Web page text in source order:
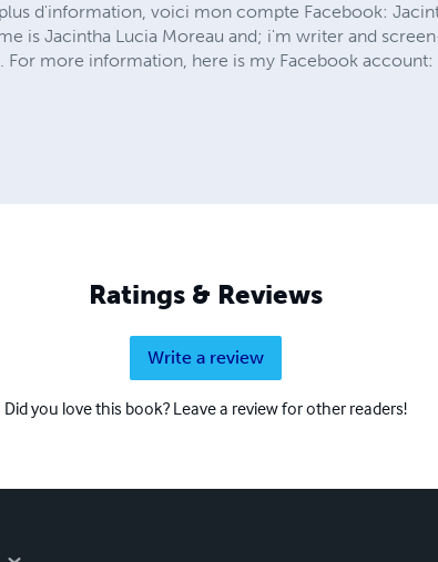
d'information, voici mon compte Facebook:
is Jacintha Lucia Moreau and; i'm writer and
For more information, here is my Facebook account:
Ratings & Reviews
Write a review
Did you love this book? Leave a review for other readers!